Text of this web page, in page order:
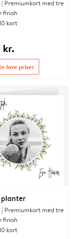
| Premiumkort med tre
finish
kort
lave priser
| Premiumkort med tre
finish
kort